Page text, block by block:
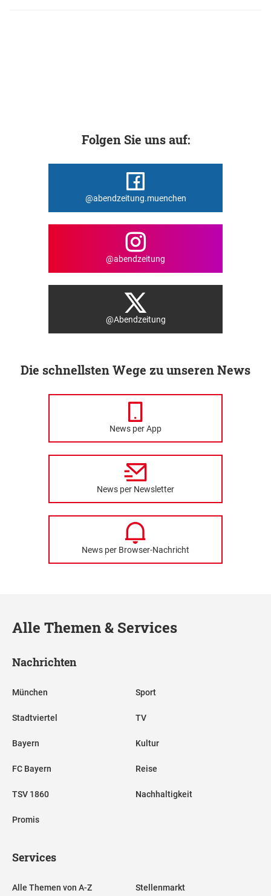
Folgen Sie uns auf:
@abendzeitung.muenchen
@abendzeitung
@Abendzeitung
Die schnellsten Wege zu unseren News
News per App
News per Newsletter
News per Browser-Nachricht
Alle Themen & Services
Nachrichten
München
Stadtviertel
Bayern
FC Bayern
TSV 1860
Promis
Sport
TV
Kultur
Reise
Nachhaltigkeit
Services
Alle Themen von A-Z Stellenmarkt